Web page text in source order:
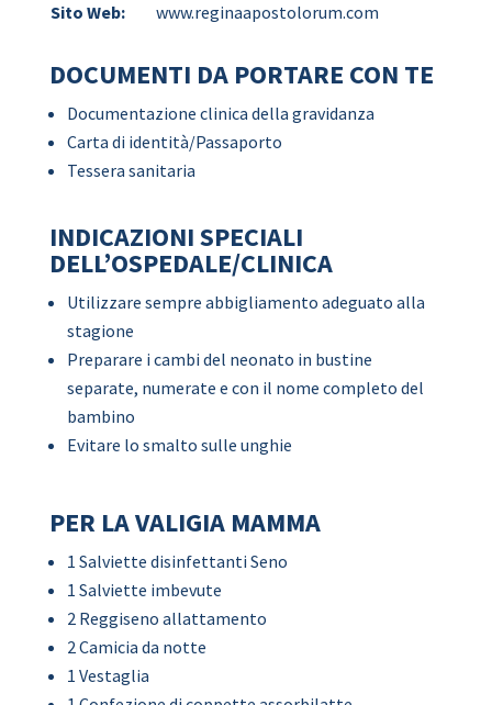
Sito Web:
www.reginaapostolorum.com
DOCUMENTI DA PORTARE CON TE
Documentazione clinica della gravidanza
Carta di identità/Passaporto
Tessera sanitaria
INDICAZIONI SPECIALI
DELL’OSPEDALE/CLINICA
Utilizzare sempre abbigliamento adeguato alla
stagione
Preparare i cambi del neonato in bustine
separate, numerate e con il nome completo del
bambino
Evitare lo smalto sulle unghie
PER LA VALIGIA MAMMA
1 Salviette disinfettanti Seno
1 Salviette imbevute
2 Reggiseno allattamento
2 Camicia da notte
1 Vestaglia